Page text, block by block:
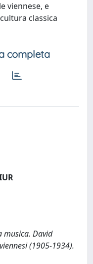
viennese, e
classica
completa
musica. David
(1905-1934).